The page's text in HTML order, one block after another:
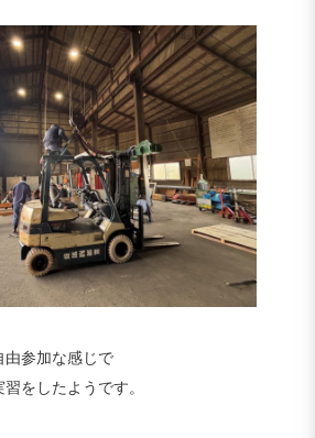
由参加な感じで
をしたようです。